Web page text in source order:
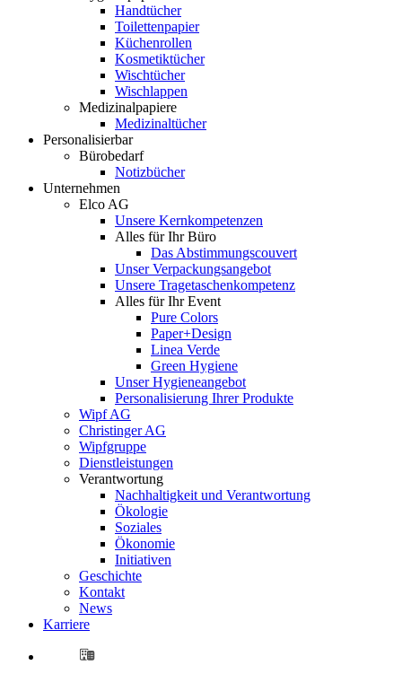
Handtücher
Toilettenpapier
Küchenrollen
Kosmetiktücher
Wischtücher
Wischlappen
Medizinalpapiere
Medizinaltücher
Personalisierbar
Bürobedarf
Notizbücher
Unternehmen
Elco AG
Unsere Kernkompetenzen
Alles für Ihr Büro
Das Abstimmungscouvert
Unser Verpackungsangebot
Unsere Tragetaschenkompetenz
Alles für Ihr Event
Pure Colors
Paper+Design
Linea Verde
Green Hygiene
Unser Hygieneangebot
Personalisierung Ihrer Produkte
Wipf AG
Christinger AG
Wipfgruppe
Dienstleistungen
Verantwortung
Nachhaltigkeit und Verantwortung
Ökologie
Soziales
Ökonomie
Initiativen
Geschichte
Kontakt
News
Karriere